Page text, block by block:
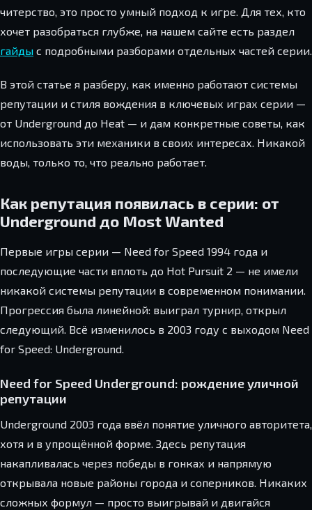
читерство, это просто умный подход к игре. Для тех, кто
хочет разобраться глубже, на нашем сайте есть раздел
гайды с подробными разборами отдельных частей серии.
В этой статье я разберу, как именно работают системы
репутации и стиля вождения в ключевых играх серии —
от Underground до Heat — и дам конкретные советы, как
использовать эти механики в своих интересах. Никакой
воды, только то, что реально работает.
Как репутация появилась в серии: от
Underground до Most Wanted
Первые игры серии — Need for Speed 1994 года и
последующие части вплоть до Hot Pursuit 2 — не имели
никакой системы репутации в современном понимании.
Прогрессия была линейной: выиграл турнир, открыл
следующий. Всё изменилось в 2003 году с выходом Need
for Speed: Underground.
Need for Speed Underground: рождение уличной
репутации
Underground 2003 года ввёл понятие уличного авторитета,
хотя и в упрощённой форме. Здесь репутация
накапливалась через победы в гонках и напрямую
открывала новые районы города и соперников. Никаких
сложных формул — просто выигрывай и двигайся